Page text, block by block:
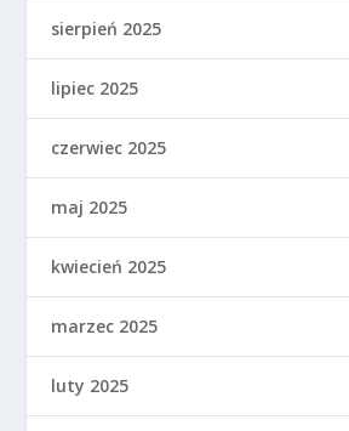
sierpień 2025
lipiec 2025
czerwiec 2025
maj 2025
kwiecień 2025
marzec 2025
luty 2025